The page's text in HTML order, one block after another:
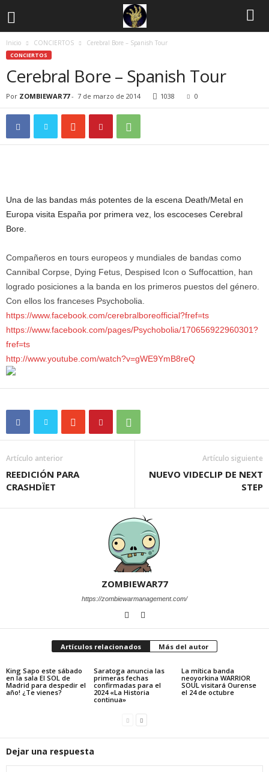
Inicio CONCIERTOS Cerebral Bore – Spanish Tour
CONCIERTOS
Cerebral Bore – Spanish Tour
Por ZOMBIEWAR77- 7 de marzo de 2014 1038 0
Una de las bandas más potentes de la escena Death/Metal en
Europa visita España por primera vez, los escoceses Cerebral
Bore.
Compañeros en tours europeos y mundiales de bandas como
Cannibal Corpse, Dying Fetus, Despised Icon o Suffocattion, han
logrado posiciones a la banda en los primeros puestos del género.
Con ellos los franceses Psychobolia.
https://www.facebook.com/cerebralboreofficial?fref=ts
https://www.facebook.com/pages/Psychobolia/170656922960301?
fref=ts
http://www.youtube.com/watch?v=gWE9YmB8reQ
Artículo anterior
REEDICIÓN PARA
CRASHDÏET
Artículo siguiente
NUEVO VIDECLIP DE NEXT
STEP
ZOMBIEWAR77
https://zombiewarmanagement.com/
Artículos relacionados Más del autor
King Sapo este sábado
en la sala El SOL de
Madrid para despedir el
año! ¿Te vienes?
Saratoga anuncia las
primeras fechas
confirmadas para el
2024 «La Historia
continua»
La mítica banda
neoyorkina WARRIOR
SOUL visitará Ourense
el 24 de octubre
Dejar una respuesta